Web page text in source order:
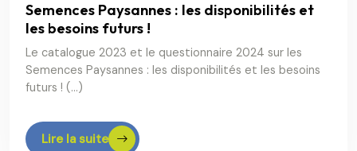
Semences Paysannes : les disponibilités et
les besoins futurs !
Le catalogue 2023 et le questionnaire 2024 sur les
Semences Paysannes : les disponibilités et les besoins
futurs ! (…)
Lire la suite